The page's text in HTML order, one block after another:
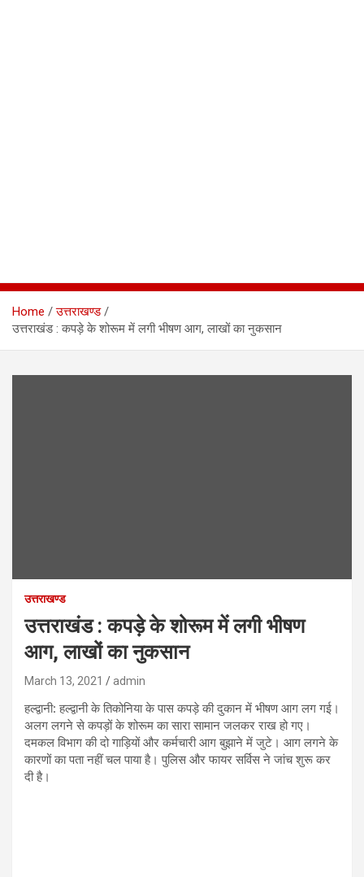
Home
उत्तराखण्ड
उत्तराखंड : कपड़े के शोरूम में लगी भीषण आग, लाखों का नुकसान
उत्तराखण्ड
उत्तराखंड : कपड़े के शोरूम में लगी भीषण
आग, लाखों का नुकसान
March 13, 2021 admin
हल्द्वानी: हल्द्वानी के तिकोनिया के पास कपड़े की दुकान में भीषण आग लग गई।
अलग लगने से कपड़ों के शोरूम का सारा सामान जलकर राख हो गए।
दमकल विभाग की दो गाड़ियों और कर्मचारी आग बुझाने में जुटे। आग लगने के
कारणों का पता नहीं चल पाया है। पुलिस और फायर सर्विस ने जांच शुरू कर
दी है।